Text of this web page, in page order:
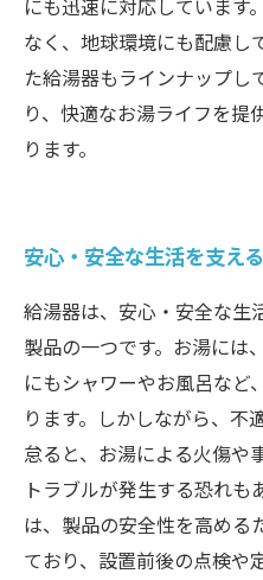
にも迅速に対応しています
なく、地球環境にも配慮し
た給湯器もラインナップし
り、快適なお湯ライフを提
ります。
安心・安全な生活を支える
給湯器は、安心・安全な生
製品の一つです。お湯には
にもシャワーやお風呂など
ります。しかしながら、不
怠ると、お湯による火傷や
トラブルが発生する恐れも
は、製品の安全性を高める
ており、設置前後の点検や